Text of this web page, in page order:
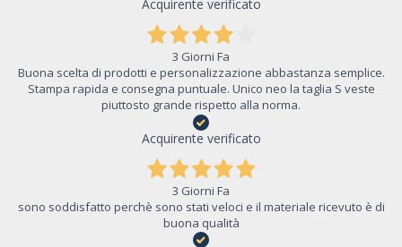
Acquirente verificato
3 Giorni Fa
Buona scelta di prodotti e personalizzazione abbastanza semplice.
Stampa rapida e consegna puntuale. Unico neo la taglia S veste
piuttosto grande rispetto alla norma.
Acquirente verificato
3 Giorni Fa
sono soddisfatto perchè sono stati veloci e il materiale ricevuto è di
buona qualità